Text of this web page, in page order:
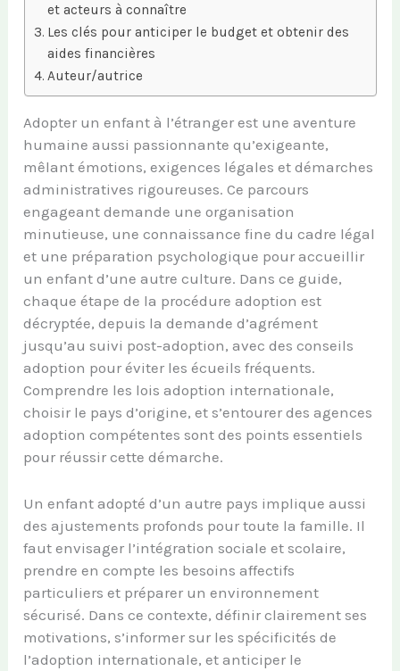
et acteurs à connaître
Les clés pour anticiper le budget et obtenir des
aides financières
Auteur/autrice
Adopter un enfant à l’étranger est une aventure
humaine aussi passionnante qu’exigeante,
mêlant émotions, exigences légales et démarches
administratives rigoureuses. Ce parcours
engageant demande une organisation
minutieuse, une connaissance fine du cadre légal
et une préparation psychologique pour accueillir
un enfant d’une autre culture. Dans ce guide,
chaque étape de la procédure adoption est
décryptée, depuis la demande d’agrément
jusqu’au suivi post-adoption, avec des conseils
adoption pour éviter les écueils fréquents.
Comprendre les lois adoption internationale,
choisir le pays d’origine, et s’entourer des agences
adoption compétentes sont des points essentiels
pour réussir cette démarche.
Un enfant adopté d’un autre pays implique aussi
des ajustements profonds pour toute la famille. Il
faut envisager l’intégration sociale et scolaire,
prendre en compte les besoins affectifs
particuliers et préparer un environnement
sécurisé. Dans ce contexte, définir clairement ses
motivations, s’informer sur les spécificités de
l’adoption internationale, et anticiper le